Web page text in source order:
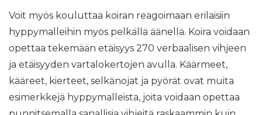
Voit myös kouluttaa koiran reagoimaan erilaisiin
hyppymalleihin myös pelkällä äänellä. Koira voidaan
opettaa tekemään etäisyys 270 verbaalisen vihjeen
ja etäisyyden vartalokertojen avulla. Käärmeet,
kääreet, kierteet, selkänojat ja pyörät ovat muita
esimerkkejä hyppymalleista, joita voidaan opettaa